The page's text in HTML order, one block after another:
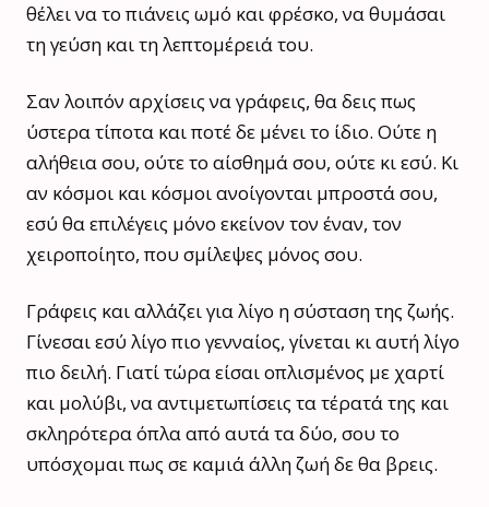
θέλει να το πιάνεις ωμό και φρέσκο, να θυμάσαι
τη γεύση και τη λεπτομέρειά του.
Σαν λοιπόν αρχίσεις να γράφεις, θα δεις πως
ύστερα τίποτα και ποτέ δε μένει το ίδιο. Ούτε η
αλήθεια σου, ούτε το αίσθημά σου, ούτε κι εσύ. Κι
αν κόσμοι και κόσμοι ανοίγονται μπροστά σου,
εσύ θα επιλέγεις μόνο εκείνον τον έναν, τον
χειροποίητο, που σμίλεψες μόνος σου.
Γράφεις και αλλάζει για λίγο η σύσταση της ζωής.
Γίνεσαι εσύ λίγο πιο γενναίος, γίνεται κι αυτή λίγο
πιο δειλή. Γιατί τώρα είσαι οπλισμένος με χαρτί
και μολύβι, να αντιμετωπίσεις τα τέρατά της και
σκληρότερα όπλα από αυτά τα δύο, σου το
υπόσχομαι πως σε καμιά άλλη ζωή δε θα βρεις.